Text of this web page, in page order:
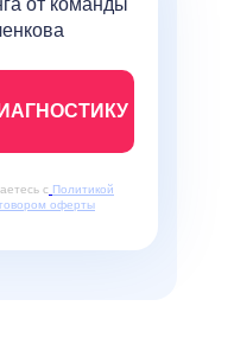
от команды
с Политикой
оферты
Fitness.
самых